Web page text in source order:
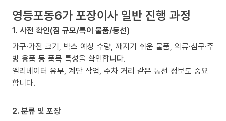
영등포동6가 포장이사 일반 진행 과정
1. 사전 확인(짐 규모/특이 물품/동선)
가구·가전 크기, 박스 예상 수량, 깨지기 쉬운 물품, 의류·침구·주
방 용품 등 품목 특성을 확인합니다.
엘리베이터 유무, 계단 작업, 주차 거리 같은 동선 정보도 중요
합니다.
2. 분류 및 포장